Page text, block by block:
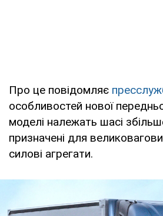
Про це повідомляє
особливостей нової
моделі належать шасі
призначені для
силові агрегати.